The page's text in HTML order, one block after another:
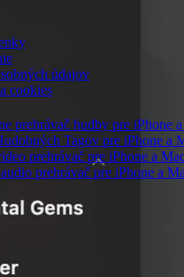
údajov
cookies
prehrávač hudby pre iPhone
Tagov pre iPhone a
prehrávač pre iPhone a
prehrávač pre iPhone a